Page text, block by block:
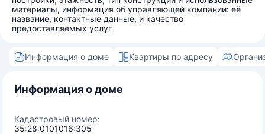
материалы, информация об управляющей компании: её
название, контактные данные, и качество
предоставляемых услуг
Информация о доме Квартиры по адресу
Информация о доме
Кадастровый номер:
35:28:0101016:305